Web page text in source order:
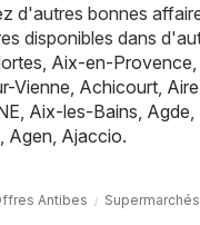
d'autres bonnes
disponibles dans
Aix-en-Provence
Vienne Achicourt
Aix-les-Bains Agde
Agen Ajaccio.
Antibes